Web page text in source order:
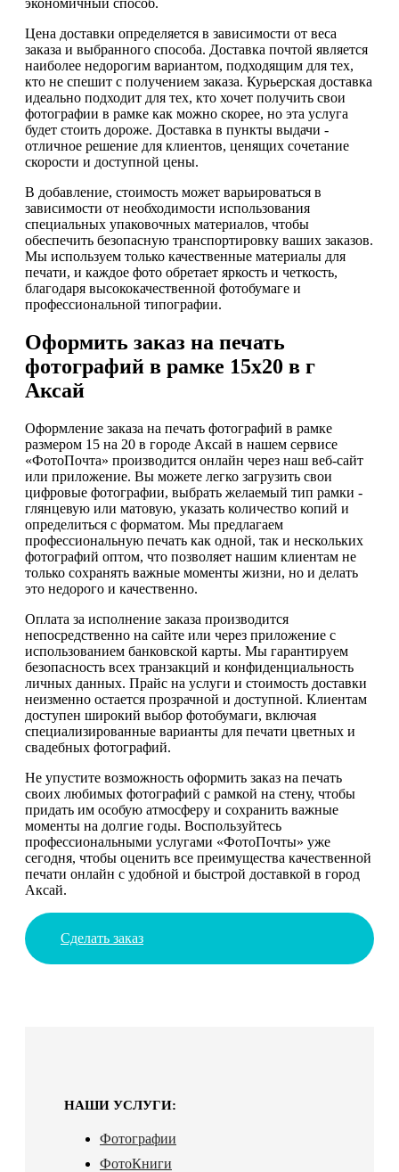
экономичный способ.
Цена доставки определяется в зависимости от веса
заказа и выбранного способа. Доставка почтой является
наиболее недорогим вариантом, подходящим для тех,
кто не спешит с получением заказа. Курьерская доставка
идеально подходит для тех, кто хочет получить свои
фотографии в рамке как можно скорее, но эта услуга
будет стоить дороже. Доставка в пункты выдачи -
отличное решение для клиентов, ценящих сочетание
скорости и доступной цены.
В добавление, стоимость может варьироваться в
зависимости от необходимости использования
специальных упаковочных материалов, чтобы
обеспечить безопасную транспортировку ваших заказов.
Мы используем только качественные материалы для
печати, и каждое фото обретает яркость и четкость,
благодаря высококачественной фотобумаге и
профессиональной типографии.
Оформить заказ на печать
фотографий в рамке 15х20 в г
Аксай
Оформление заказа на печать фотографий в рамке
размером 15 на 20 в городе Аксай в нашем сервисе
«ФотоПочта» производится онлайн через наш веб-сайт
или приложение. Вы можете легко загрузить свои
цифровые фотографии, выбрать желаемый тип рамки -
глянцевую или матовую, указать количество копий и
определиться с форматом. Мы предлагаем
профессиональную печать как одной, так и нескольких
фотографий оптом, что позволяет нашим клиентам не
только сохранять важные моменты жизни, но и делать
это недорого и качественно.
Оплата за исполнение заказа производится
непосредственно на сайте или через приложение с
использованием банковской карты. Мы гарантируем
безопасность всех транзакций и конфиденциальность
личных данных. Прайс на услуги и стоимость доставки
неизменно остается прозрачной и доступной. Клиентам
доступен широкий выбор фотобумаги, включая
специализированные варианты для печати цветных и
свадебных фотографий.
Не упустите возможность оформить заказ на печать
своих любимых фотографий с рамкой на стену, чтобы
придать им особую атмосферу и сохранить важные
моменты на долгие годы. Воспользуйтесь
профессиональными услугами «ФотоПочты» уже
сегодня, чтобы оценить все преимущества качественной
печати онлайн с удобной и быстрой доставкой в город
Аксай.
Сделать заказ
НАШИ УСЛУГИ:
Фотографии
ФотоКниги